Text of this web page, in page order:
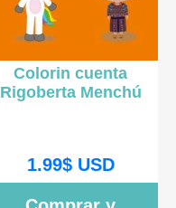
Colorin cuenta
Rigoberta Menchú
1.99$USD